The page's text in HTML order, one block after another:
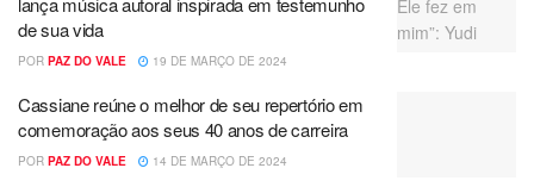
de sua vida
POR PAZ DO VALE 19 DE MARÇO DE 2024
Cassiane reúne o melhor de seu repertório em
comemoração aos seus 40 anos de carreira
POR PAZ DO VALE 14 DE MARÇO DE 2024